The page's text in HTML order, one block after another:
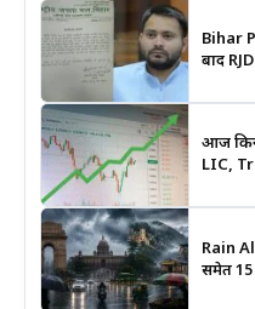
Bihar
बाद
आज
LIC,
Rain
समेत 15